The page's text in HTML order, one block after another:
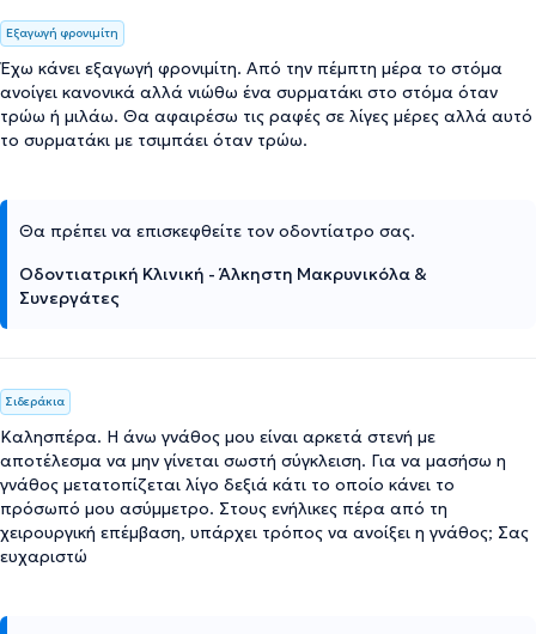
Εξαγωγή φρονιμίτη
Έχω κάνει εξαγωγή φρονιμίτη. Από την πέμπτη μέρα το στόμα
ανοίγει κανονικά αλλά νιώθω ένα συρματάκι στο στόμα όταν
τρώω ή μιλάω. Θα αφαιρέσω τις ραφές σε λίγες μέρες αλλά αυτό
το συρματάκι με τσιμπάει όταν τρώω.
Θα πρέπει να επισκεφθείτε τον οδοντίατρο σας.
Οδοντιατρική Κλινική - Άλκηστη Μακρυνικόλα &
Συνεργάτες
Σιδεράκια
Καλησπέρα. Η άνω γνάθος μου είναι αρκετά στενή με
αποτέλεσμα να μην γίνεται σωστή σύγκλειση. Για να μασήσω η
γνάθος μετατοπίζεται λίγο δεξιά κάτι το οποίο κάνει το
πρόσωπό μου ασύμμετρο. Στους ενήλικες πέρα από τη
χειρουργική επέμβαση, υπάρχει τρόπος να ανοίξει η γνάθος; Σας
ευχαριστώ